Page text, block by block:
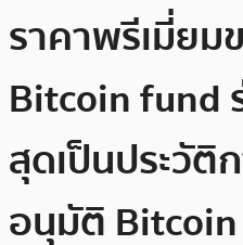
ราคาพรีเมี่ยม
Bitcoin fund
สุดเป็นประวั
อนุมัติ Bitcoin